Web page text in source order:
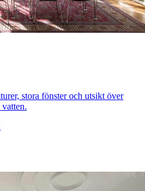
stora fönster och utsikt över